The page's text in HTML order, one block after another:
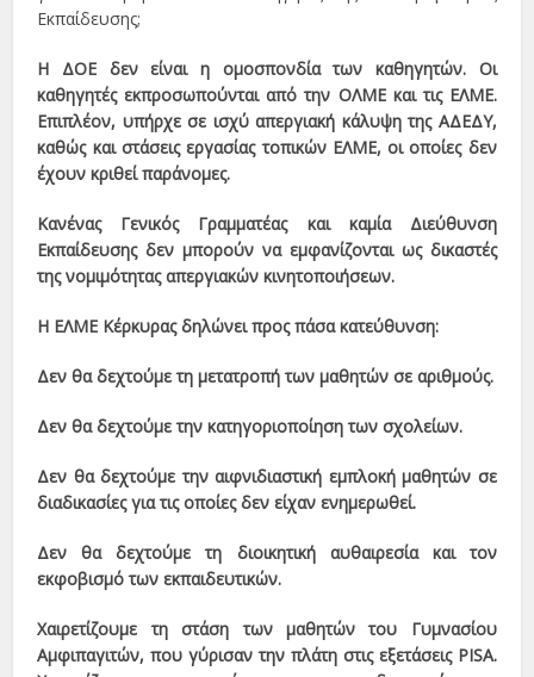
Εκπαίδευσης;
Η ΔΟΕ δεν είναι η ομοσπονδία των καθηγητών. Οι
καθηγητές εκπροσωπούνται από την ΟΛΜΕ και τις ΕΛΜΕ.
Επιπλέον, υπήρχε σε ισχύ απεργιακή κάλυψη της ΑΔΕΔΥ,
καθώς και στάσεις εργασίας τοπικών ΕΛΜΕ, οι οποίες δεν
έχουν κριθεί παράνομες.
Κανένας Γενικός Γραμματέας και καμία Διεύθυνση
Εκπαίδευσης δεν μπορούν να εμφανίζονται ως δικαστές
της νομιμότητας απεργιακών κινητοποιήσεων.
Η ΕΛΜΕ Κέρκυρας δηλώνει προς πάσα κατεύθυνση:
Δεν θα δεχτούμε τη μετατροπή των μαθητών σε αριθμούς.
Δεν θα δεχτούμε την κατηγοριοποίηση των σχολείων.
Δεν θα δεχτούμε την αιφνιδιαστική εμπλοκή μαθητών σε
διαδικασίες για τις οποίες δεν είχαν ενημερωθεί.
Δεν θα δεχτούμε τη διοικητική αυθαιρεσία και τον
εκφοβισμό των εκπαιδευτικών.
Χαιρετίζουμε τη στάση των μαθητών του Γυμνασίου
Αμφιπαγιτών, που γύρισαν την πλάτη στις εξετάσεις PISA.